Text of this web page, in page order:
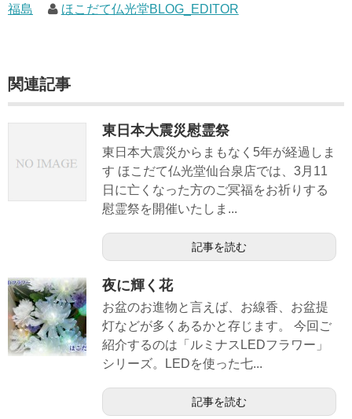
福島
ほこだて仏光堂BLOG_EDITOR
関連記事
東日本大震災慰霊祭
東日本大震災からまもなく5年が経過しま
す ほこだて仏光堂仙台泉店では、3月11
日に亡くなった方のご冥福をお祈りする
慰霊祭を開催いたしま...
記事を読む
夜に輝く花
お盆のお進物と言えば、お線香、お盆提
灯などが多くあるかと存じます。 今回ご
紹介するのは「ルミナスLEDフラワー」
シリーズ。LEDを使った七...
記事を読む